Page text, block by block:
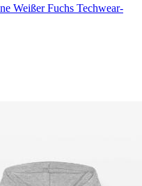
Weißer Fuchs Techwear-